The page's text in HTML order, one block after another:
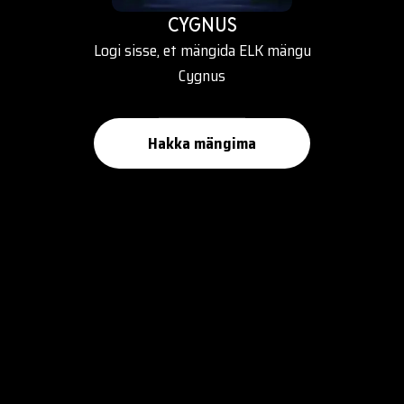
CYGNUS
Logi sisse, et mängida ELK mängu
Cygnus
Hakka mängima